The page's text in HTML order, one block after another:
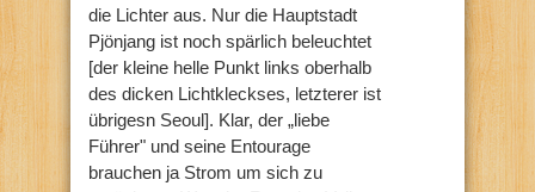
die Lichter aus. Nur die Hauptstadt
Pjönjang ist noch spärlich beleuchtet
[der kleine helle Punkt links oberhalb
des dicken Lichtkleckses, letzterer ist
übrigesn Seoul]. Klar, der „liebe
Führer" und seine Entourage
brauchen ja Strom um sich zu